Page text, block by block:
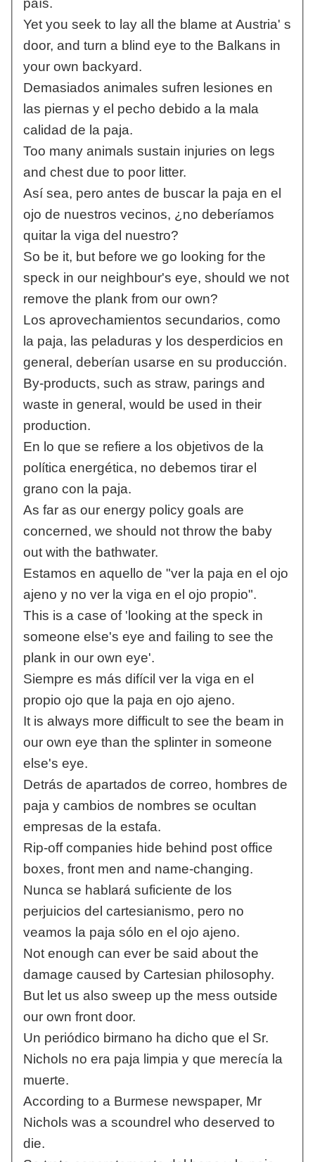
país.
Yet you seek to lay all the blame at Austria' s
door, and turn a blind eye to the Balkans in
your own backyard.
Demasiados animales sufren lesiones en
las piernas y el pecho debido a la mala
calidad de la paja.
Too many animals sustain injuries on legs
and chest due to poor litter.
Así sea, pero antes de buscar la paja en el
ojo de nuestros vecinos, ¿no deberíamos
quitar la viga del nuestro?
So be it, but before we go looking for the
speck in our neighbour's eye, should we not
remove the plank from our own?
Los aprovechamientos secundarios, como
la paja, las peladuras y los desperdicios en
general, deberían usarse en su producción.
By-products, such as straw, parings and
waste in general, would be used in their
production.
En lo que se refiere a los objetivos de la
política energética, no debemos tirar el
grano con la paja.
As far as our energy policy goals are
concerned, we should not throw the baby
out with the bathwater.
Estamos en aquello de "ver la paja en el ojo
ajeno y no ver la viga en el ojo propio".
This is a case of 'looking at the speck in
someone else's eye and failing to see the
plank in our own eye'.
Siempre es más difícil ver la viga en el
propio ojo que la paja en ojo ajeno.
It is always more difficult to see the beam in
our own eye than the splinter in someone
else's eye.
Detrás de apartados de correo, hombres de
paja y cambios de nombres se ocultan
empresas de la estafa.
Rip-off companies hide behind post office
boxes, front men and name-changing.
Nunca se hablará suficiente de los
perjuicios del cartesianismo, pero no
veamos la paja sólo en el ojo ajeno.
Not enough can ever be said about the
damage caused by Cartesian philosophy.
But let us also sweep up the mess outside
our own front door.
Un periódico birmano ha dicho que el Sr.
Nichols no era paja limpia y que merecía la
muerte.
According to a Burmese newspaper, Mr
Nichols was a scoundrel who deserved to
die.